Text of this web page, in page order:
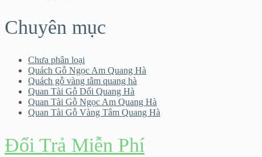
Chuyên mục
Chưa phân loại
Quách Gỗ Ngọc Am Quang Hà
Quách gỗ vàng tâm quang hà
Quan Tài Gỗ Dổi Quang Hà
Quan Tài Gỗ Ngọc Am Quang Hà
Quan Tài Gỗ Vàng Tâm Quang Hà
Đổi Trả Miễn Phí